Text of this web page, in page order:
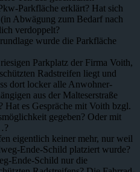
Parkfläche erklärt? Hat sich
Abwägung zum Bedarf nach
verdoppelt?
wurde die Parkfläche
Parkplatz der Firma Voith,
Radstreifen liegt und
dort locker alle Anwohner-
aus der Malteserstraße
Hat es Gespräche mit Voith bzgl.
gegeben? Oder mit
eigentlich keiner mehr, nur weil
Ende-Schild platziert wurde?
Ende-Schild nur die